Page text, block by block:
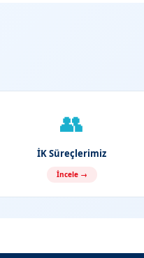
👥
İK Süreçlerimiz
İncele →